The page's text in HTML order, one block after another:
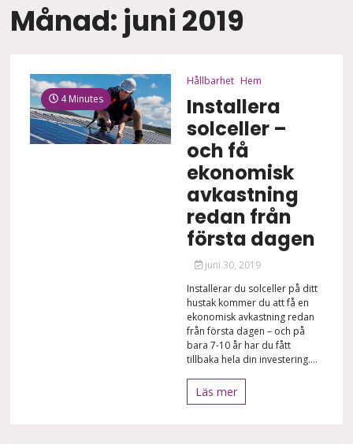
Månad: juni 2019
4 Minutes
Hållbarhet Hem
Installera
solceller –
och få
ekonomisk
avkastning
redan från
första dagen
juni 30, 2019
Installerar du solceller på ditt
hustak kommer du att få en
ekonomisk avkastning redan
från första dagen – och på
bara 7-10 år har du fått
tillbaka hela din investering....
Läs mer